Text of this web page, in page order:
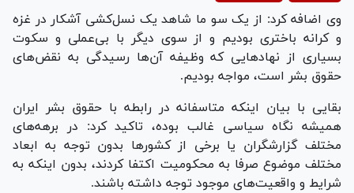
Video
وی اضافه کرد: از یک سو ما شاهد یک نسل‌کشی آشکار در غزه
و کرانه باختری بودیم و از سوی دیگر با بی‌عملی و سکوت
بسیاری از نهاد‌هایی که وظیفه آن‌ها رسیدگی به نقض‌های
حقوق بشر است، مواجه بودیم.
بقایی با بیان اینکه متاسفانه در رابطه با حقوق بشر ایران
همیشه نگاه سیاسی غالب بوده، تاکید کرد: در برهه‌های
مختلف گزارشگران یا برخی از کشور‌ها بدون توجه به ابعاد
مختلف موضوع صرفا به محکومیت اکتفا کردند، بدون اینکه به
شرایط و واقعیت‌های موجود توجه داشته باشند.